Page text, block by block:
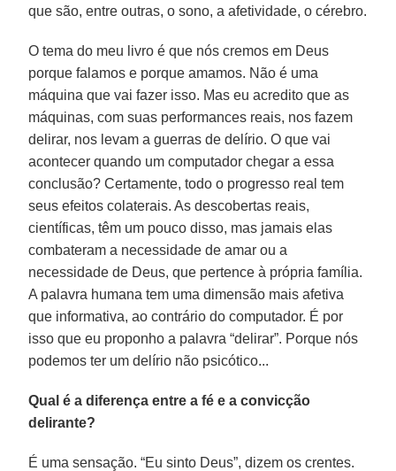
que são, entre outras, o sono, a afetividade, o cérebro.
O tema do meu livro é que nós cremos em Deus
porque falamos e porque amamos. Não é uma
máquina que vai fazer isso. Mas eu acredito que as
máquinas, com suas performances reais, nos fazem
delirar, nos levam a guerras de delírio. O que vai
acontecer quando um computador chegar a essa
conclusão? Certamente, todo o progresso real tem
seus efeitos colaterais. As descobertas reais,
científicas, têm um pouco disso, mas jamais elas
combateram a necessidade de amar ou a
necessidade de Deus, que pertence à própria família.
A palavra humana tem uma dimensão mais afetiva
que informativa, ao contrário do computador. É por
isso que eu proponho a palavra “delirar”. Porque nós
podemos ter um delírio não psicótico...
Qual é a diferença entre a fé e a convicção
delirante?
É uma sensação. “Eu sinto Deus”, dizem os crentes.